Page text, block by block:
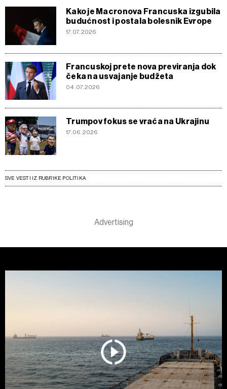
Kako je Macronova Francuska izgubila
budućnost i postala bolesnik Evrope
17.07.2026
Francuskoj prete nova previranja dok
čeka na usvajanje budžeta
04.07.2026
Trumpov fokus se vraća na Ukrajinu
17.06.2026
SVE VESTI IZ RUBRIKE POLITIKA